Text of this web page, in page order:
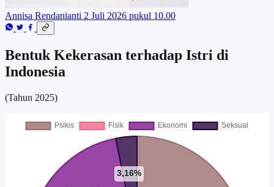
Annisa Rendanianti 2 Juli 2026 pukul 10.00
Bentuk Kekerasan terhadap Istri di
Indonesia
(Tahun 2025)